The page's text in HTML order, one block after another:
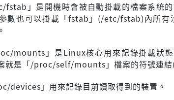
fstab」是開機時會被自動掛載的檔案系統
數也可以掛載「fstab」(/etc/fstab)內所有
mounts」是Linux核心用來記錄掛載狀
就是「/proc/self/mounts」檔案的符號連
devices」用來記錄目前讀取得到的裝置。